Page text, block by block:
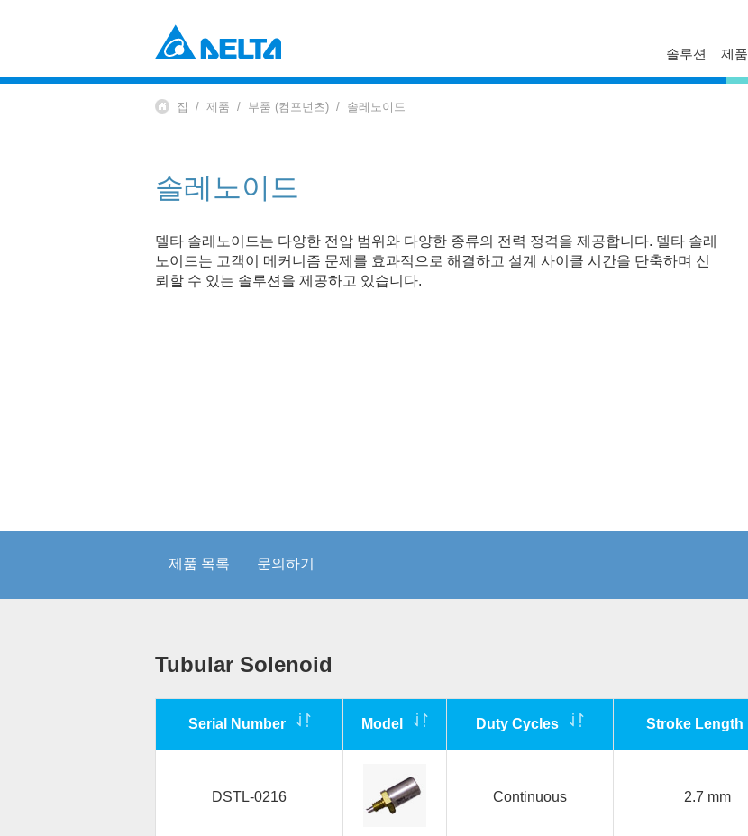
솔루션
산업 자동화 솔루션
제품
Power Electronics
Mobility
Automation
산업 자동화
빌딩 자동화
델타일렉트로닉스 한국지사
집 제품 부품 (컴포넌츠) 솔레노이드
솔레노이드
델타 솔레노이드는 다양한 전압 범위와 다양한 종류의 전력 정격을 제공합니다. 델타 솔레
노이드는 고객이 메커니즘 문제를 효과적으로 해결하고 설계 사이클 시간을 단축하며 신
뢰할 수 있는 솔루션을 제공하고 있습니다.
제품 목록 문의하기
Tubular Solenoid
Serial Number Model Duty Cycles Stroke Length
DSTL-0216 Continuous 2.7 mm